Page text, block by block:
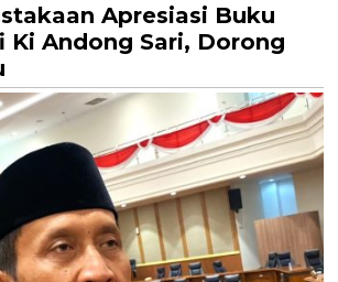
Apresiasi Buku
Ki Andong Sari, Dorong